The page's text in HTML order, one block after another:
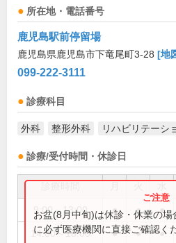
所在地・電話番号
鹿児島駅前停留場
鹿児島県鹿児島市下竜尾町3-28 [地
099-222-3111
診療科目
外科 整形外科 リハビリテーシ
診療/受付時間・休診日
9:00～13:00 ● ● ●
14:00～18:00 ● ● ●
お盆(8月中旬)は休診・休業の
に必ず医療機関に直接ご確認く